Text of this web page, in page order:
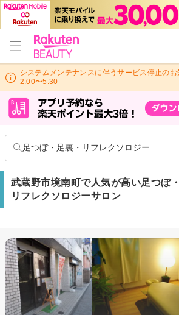
システムメンテナンスに伴うサービス停止の
2:00〜5:30
足つぼ・足裏・リフレクソロジー
武蔵野市境南町で人気が高い足つぼ
リフレクソロジーサロン